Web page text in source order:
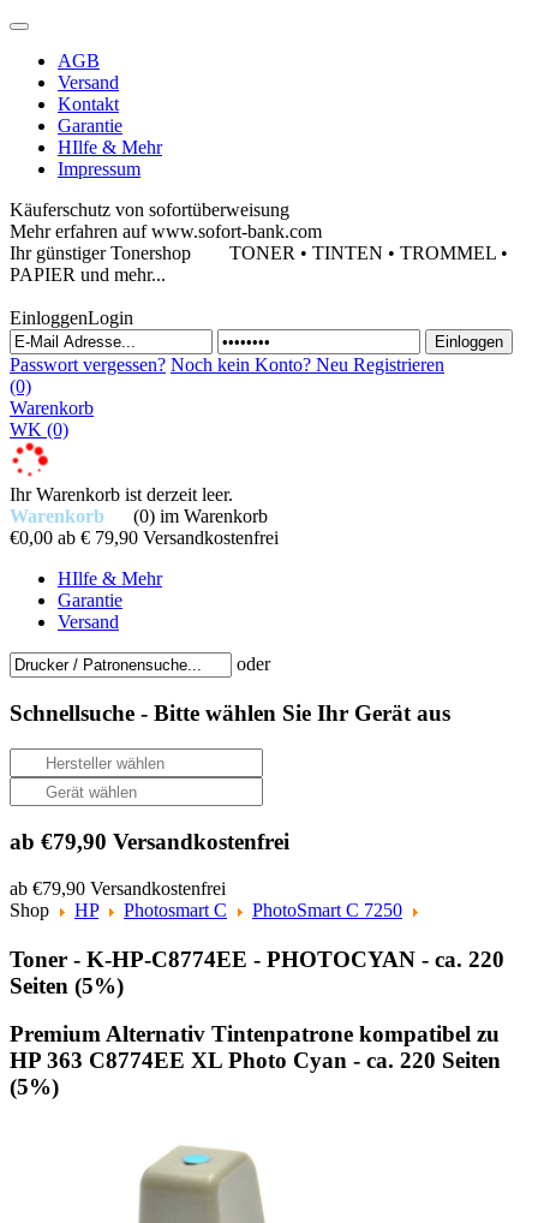
AGB
Versand
Kontakt
Garantie
HIlfe & Mehr
Impressum
Käuferschutz von sofortüberweisung
Mehr erfahren auf www.sofort-bank.com
Ihr günstiger Tonershop TONER • TINTEN • TROMMEL •
PAPIER und mehr...
EinloggenLogin
Passwort vergessen? Noch kein Konto? Neu Registrieren
(0)
Warenkorb
WK (0)
Ihr Warenkorb ist derzeit leer.
Warenkorb
(0) im Warenkorb
€0,00 ab € 79,90 Versandkostenfrei
HIlfe & Mehr
Garantie
Versand
oder
Schnellsuche - Bitte wählen Sie Ihr Gerät aus
ab €79,90 Versandkostenfrei
ab €79,90 Versandkostenfrei
Shop
HP Photosmart C PhotoSmart C 7250
Toner - K-HP-C8774EE - PHOTOCYAN - ca. 220
Seiten (5%)
Premium Alternativ Tintenpatrone kompatibel zu
HP 363 C8774EE XL Photo Cyan - ca. 220 Seiten
(5%)